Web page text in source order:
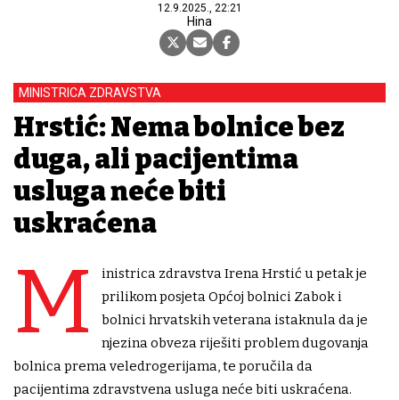
12.9.2025., 22:21
Hina
MINISTRICA ZDRAVSTVA
Hrstić: Nema bolnice bez
duga, ali pacijentima
usluga neće biti
uskraćena
M
inistrica zdravstva Irena Hrstić u petak je
prilikom posjeta Općoj bolnici Zabok i
bolnici hrvatskih veterana istaknula da je
njezina obveza riješiti problem dugovanja
bolnica prema veledrogerijama, te poručila da
pacijentima zdravstvena usluga neće biti uskraćena.